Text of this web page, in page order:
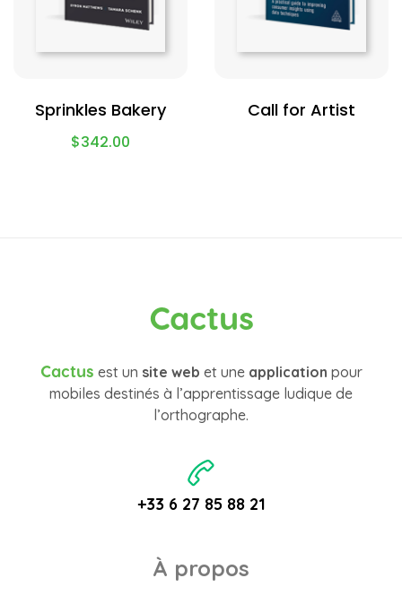
Sprinkles Bakery
$342.00
Call for Artist
Cactus
Cactus est un site web et une application pour
mobiles destinés à l’apprentissage ludique de
l’orthographe.
+33 6 27 85 88 21
À propos